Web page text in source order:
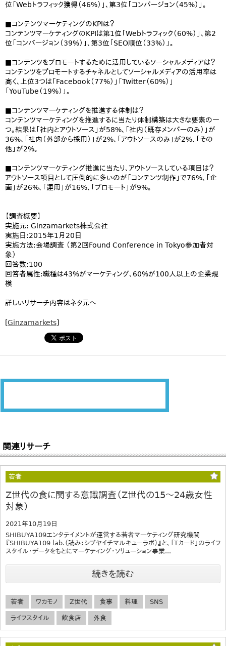
位「Webトラフィック獲得（46%）」、第3位「コンバージョン（45%）」。
■コンテンツマーケティングのKPIは？
コンテンツマーケティングのKPIは第1位「Webトラフィック（60%）」、第2
位「コンバージョン（39%）」、第3位「SEO順位（33%）」。
■コンテンツをプロモートするために活用しているソーシャルメディアは？
コンテンツをプロモートするチャネルとしてソーシャルメディアの活用率は
高く、上位3つは「Facebook（77%）」「Twitter（60%）」
「YouTube（19%）」。
■コンテンツマーケティングを推進する体制は？
コンテンツマーケティングを推進するに当たり体制構築は大きな要素の一
つ。結果は「社内とアウトソース」が58%、「社内（既存メンバーのみ）」が
36%、「社内（外部から採用）」が2%、「アウトソースのみ」が2%、「その
他」が2%。
■コンテンツマーケティング推進に当たり、アウトソースしている項目は？
アウトソース項目として圧倒的に多いのが「コンテンツ制作」で76%、「企
画」が26%、「運用」が16%、「プロモート」が9%。
【調査概要】
実施元: Ginzamarkets株式会社
実施日:2015年1月20日
実施方法:会場調査 （第2回Found Conference in Tokyo参加者対
象）
回答数:100
回答者属性:職種は43%がマーケティング、60%が100人以上の企業規
模
詳しいリサーチ内容はネタ元へ
[Ginzamarkets]
関連リサーチ
若者
Z世代の食に関する意識調査（Z世代の15～24歳女性
対象）
2021年10月19日
SHIBUYA109エンタテイメントが運営する若者マーケティング研究機関
『SHIBUYA109 lab.（読み：シブヤイチマルキューラボ）』と、「Tカード」のライフ
スタイル・データをもとにマーケティング・ソリューション事業...
続きを読む
若者 ワカモノ Z世代 食事 料理 SNS
ライフスタイル 飲食店 外食